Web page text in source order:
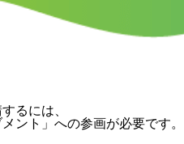
るには、
ント」への参画が必要です。